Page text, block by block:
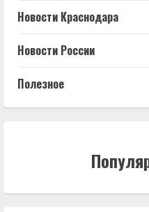
Новости Краснодара
Новости России
Полезное